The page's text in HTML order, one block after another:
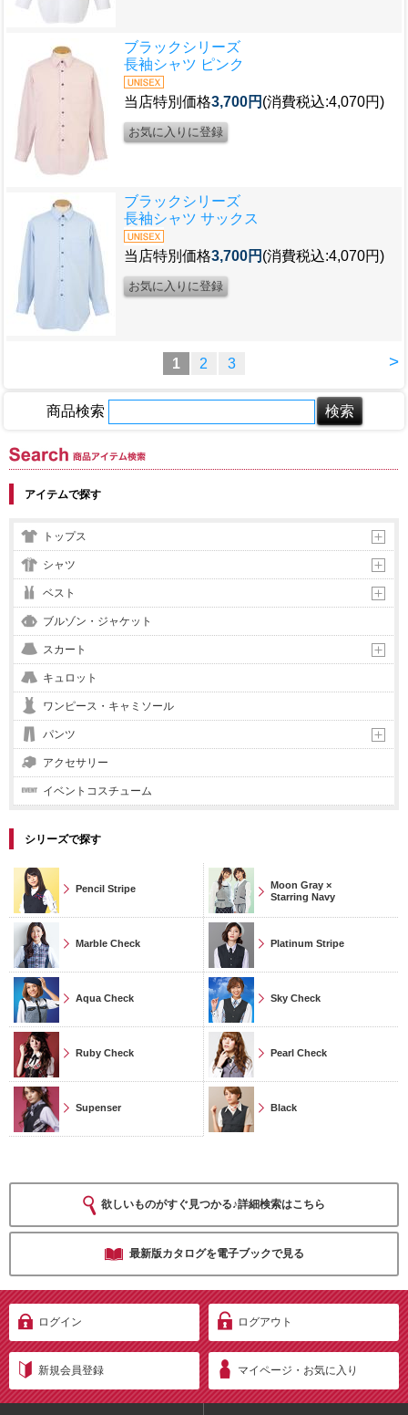
ブラックシリーズ
長袖シャツ ピンク
当店特別価格3,700円 (消費税込:4,070円)
ブラックシリーズ
長袖シャツ サックス
当店特別価格3,700円 (消費税込:4,070円)
>
1 2 3
商品検索
商品アイテム検索
アイテムで探す
トップス
シャツ
ベスト
ブルゾン・ジャケット
スカート
キュロット
ワンピース・キャミソール
パンツ
アクセサリー
イベントコスチューム
シリーズで探す
Pencil Stripe
Moon Gray ×
Starring Navy
Marble Check Platinum Stripe
Aqua Check Sky Check
Ruby Check Pearl Check
Supenser Black
欲しいものがすぐ見つかる♪詳細検索はこちら
最新版カタログを電子ブックで見る
ログイン ログアウト
新規会員登録 マイページ・お気に入り